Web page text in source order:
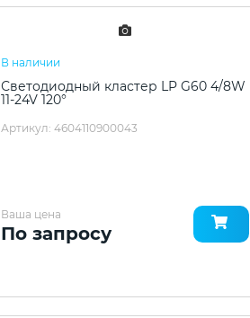
В наличии
Светодиодный кластер LP G60 4/8W
11-24V 120°
Артикул: 4604110900043
Ваша цена
По запросу